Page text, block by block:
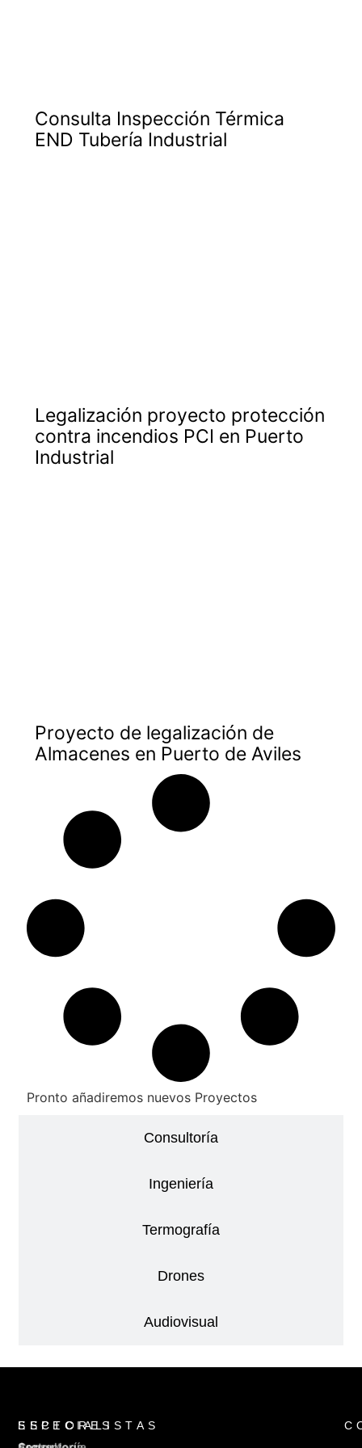
Consultoría
Ingeniería
Termografía
Drones
Audiovisual
Consulta Inspección Térmica
END Tubería Industrial
Legalización proyecto protección
contra incendios PCI en Puerto
Industrial
Proyecto de legalización de
Almacenes en Puerto de Aviles
Pronto añadiremos nuevos Proyectos
SECTORES
_
ESPECIALISTAS